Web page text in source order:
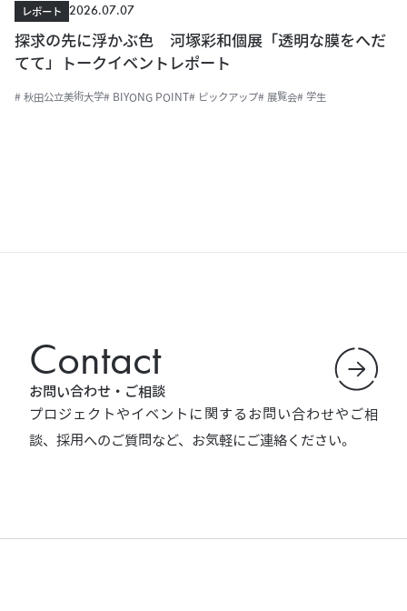
レポート
2026.07.07
探求の先に浮かぶ色 河塚彩和個展「透明な膜をへだ
てて」トークイベントレポート
# 秋田公立美術大学# BIYONG POINT# ピックアップ# 展覧会# 学生
Contact
お問い合わせ・ご相談
プロジェクトやイベントに関するお問い合わせやご相
談、採用へのご質問など、お気軽にご連絡ください。